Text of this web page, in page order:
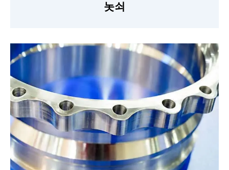
놋쇠